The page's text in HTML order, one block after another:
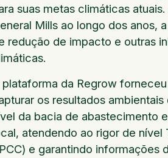
suas metas climáticas
Mills ao longo dos anos,
redução de impacto e outras
plataforma da Regrow
os resultados
da bacia de abastecimento
atendendo ao rigor de
e garantindo informações